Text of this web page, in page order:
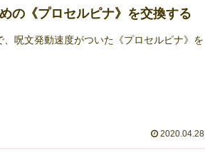
の《プロセルピナ》を交換する
呪文発動速度がついた《プロセルピナ》を
2020.04.28